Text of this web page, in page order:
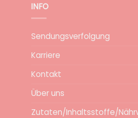
INFO
Sendungsverfolgung
Karriere
Kontakt
Über uns
Zutaten/Inhaltsstoffe/